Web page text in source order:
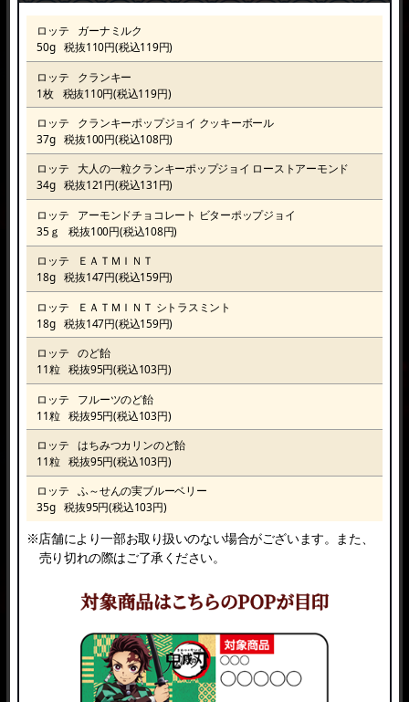
ロッテ
ガーナミルク
50g
税抜110円(税込119円)
ロッテ
クランキー
1枚
税抜110円(税込119円)
ロッテ クランキーポップジョイ クッキーボール
37g
税抜100円(税込108円)
ロッテ 大人の一粒クランキーポップジョイ ローストアーモンド
34g
税抜121円(税込131円)
ロッテ アーモンドチョコレート ビターポップジョイ
35ｇ
税抜100円(税込108円)
ロッテ
ＥＡＴＭＩＮＴ
18g
税抜147円(税込159円)
ロッテ
ＥＡＴＭＩＮＴ シトラスミント
18g
税抜147円(税込159円)
ロッテ
のど飴
11粒
税抜95円(税込103円)
ロッテ
フルーツのど飴
11粒
税抜95円(税込103円)
ロッテ
はちみつカリンのど飴
11粒
税抜95円(税込103円)
ロッテ
ふ～せんの実ブルーベリー
35g
税抜95円(税込103円)
※店舗により一部お取り扱いのない場合がございます。また、
売り切れの際はご了承ください。